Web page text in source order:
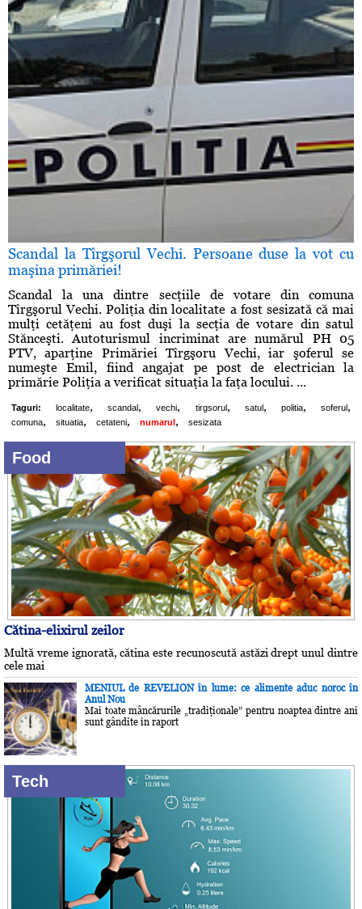
Scandal la Tîrgşorul Vechi. Persoane duse la vot cu
maşina primăriei!
Scandal la una dintre secţiile de votare din comuna
Tîrgşorul Vechi. Poliţia din localitate a fost sesizată că mai
mulţi cetăţeni au fost duşi la secţia de votare din satul
Stănceşti. Autoturismul incriminat are numărul PH 05
PTV, aparţine Primăriei Tîrgşoru Vechi, iar şoferul se
numeşte Emil, fiind angajat pe post de electrician la
primărie Poliţia a verificat situaţia la faţa locului. ...
Taguri: localitate, scandal , vechi, tirgsorul, satul, politia, soferul ,
comuna, situatia, cetateni, numarul , sesizata
Food
Cătina-elixirul zeilor
Multă vreme ignorată, cătina este recunoscută astăzi drept unul dintre
cele mai
MENIUL de REVELION în lume: ce alimente aduc noroc în
Anul Nou
Mai toate mâncărurile „tradiţionale” pentru noaptea dintre ani
sunt gândite în raport
Tech